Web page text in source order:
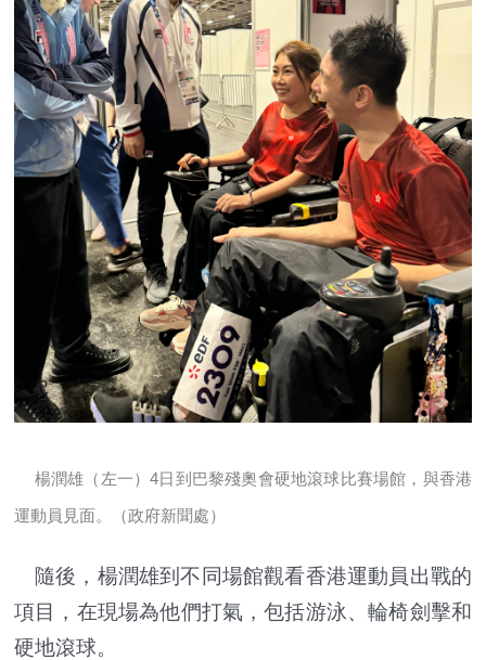
楊潤雄（左一）4日到巴黎殘奧會硬地滾球比賽場館，與香港
運動員見面。（政府新聞處）
隨後，楊潤雄到不同場館觀看香港運動員出戰的
項目，在現場為他們打氣，包括游泳、輪椅劍擊和
硬地滾球。